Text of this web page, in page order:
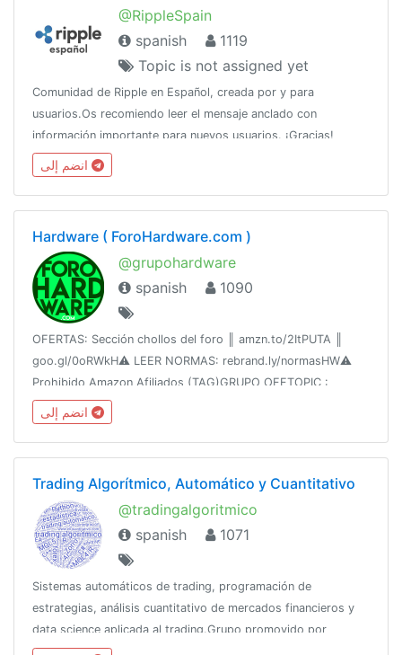
@RippleSpain
spanish
1119
Topic is not assigned yet
Comunidad de Ripple en Español, creada por y para
usuarios.Os recomiendo leer el mensaje anclado con
información importante para nuevos usuarios. ¡Gracias!
Hardware ( ForoHardware.com )
@grupohardware
spanish
1090
OFERTAS: Sección chollos del foro ║ amzn.to/2ItPUTA ║
goo.gl/0oRWkH⚠️ LEER NORMAS: rebrand.ly/normasHW⚠️
Prohibido Amazon Afiliados (TAG)GRUPO OFFTOPIC :
@hwofftopicConsultas serias en: ForoHardware.com y
ForoTeles.com+ Grupos: @gruposdetelegram
Trading Algorítmico, Automático y Cuantitativo
@tradingalgoritmico
spanish
1071
Sistemas automáticos de trading, programación de
estrategias, análisis cuantitativo de mercados financieros y
data science aplicada al trading.Grupo promovido por
@elQuantitativo